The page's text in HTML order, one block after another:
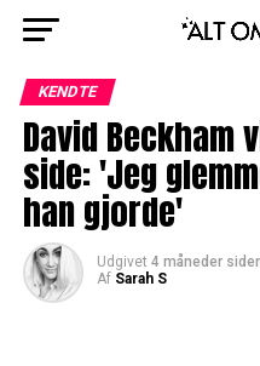
KENDTE
David
side: 'Jeg
han gjorde'
Udgivet 4 måneder
Af Sarah S